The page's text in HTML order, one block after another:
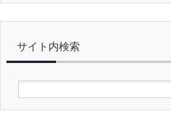
サイト内検索